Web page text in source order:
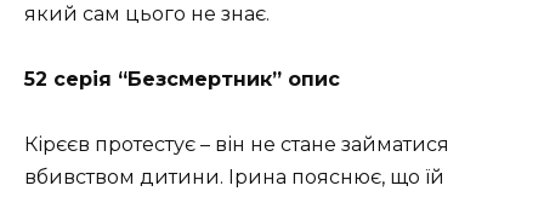
який сам цього не знає.
52 серія “Безсмертник” опис
Кірєєв протестує – він не стане займатися
вбивством дитини. Ірина пояснює, що їй